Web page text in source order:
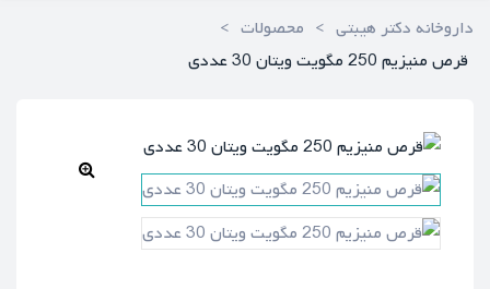
داروخانه دکتر هیبتی > محصولات >
قرص منیزیم 250 مگویت ویتان 30 عددی